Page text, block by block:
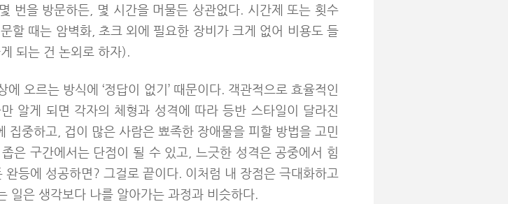
번을 방문하든, 몇 시간을 머물든 상관없다. 시간제 또는 횟수
할 때는 암벽화, 초크 외에 필요한 장비가 크게 없어 비용도 들
되는 건 논외로 하자).
오르는 방식에 ‘정답이 없기’ 때문이다. 객관적으로 효율적인
알게 되면 각자의 체형과 성격에 따라 등반 스타일이 달라진
집중하고, 겁이 많은 사람은 뾰족한 장애물을 피할 방법을 고민
은 구간에서는 단점이 될 수 있고, 느긋한 성격은 공중에서 힘
등에 성공하면? 그걸로 끝이다. 이처럼 내 장점은 극대화하고
일은 생각보다 나를 알아가는 과정과 비슷하다.